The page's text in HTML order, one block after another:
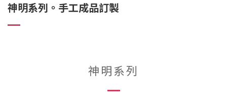
神明系列。手工成品訂製
神明系列